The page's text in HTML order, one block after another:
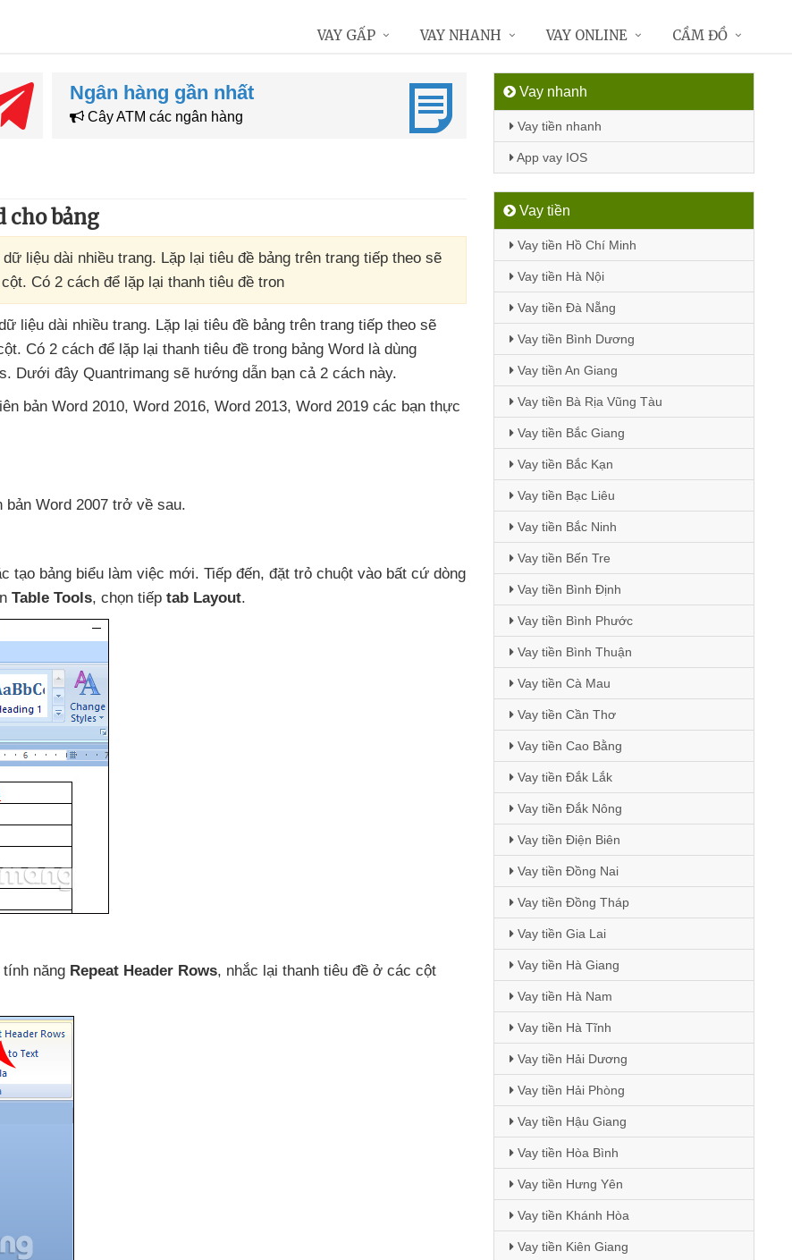
Ngân hàng gần nhất
Cây ATM các ngân hàng
cho bảng
liệu dài nhiều trang. Lặp lại tiêu đề bảng trên trang tiếp theo sẽ
Có 2 cách để lặp lại thanh tiêu đề tron
liệu dài nhiều trang. Lặp lại tiêu đề bảng trên trang tiếp theo sẽ
. Có 2 cách để lặp lại thanh tiêu đề trong bảng Word là dùng
. Dưới đây Quantrimang sẽ hướng dẫn bạn cả 2 cách này.
bản Word 2010, Word 2016, Word 2013, Word 2019 các bạn thực
bản Word 2007 trở về sau.
tạo bảng biểu làm việc mới. Tiếp đến, đặt trỏ chuột vào bất cứ dòng
Table Tools, chọn tiếp tab Layout.
năng Repeat Header Rows, nhắc lại thanh tiêu đề ở các cột
Vay nhanh
Vay tiền nhanh
App vay IOS
Vay tiền
Vay tiền Hồ Chí Minh
Vay tiền Hà Nội
Vay tiền Đà Nẵng
Vay tiền Bình Dương
Vay tiền An Giang
Vay tiền Bà Rịa Vũng Tàu
Vay tiền Bắc Giang
Vay tiền Bắc Kạn
Vay tiền Bạc Liêu
Vay tiền Bắc Ninh
Vay tiền Bến Tre
Vay tiền Bình Định
Vay tiền Bình Phước
Vay tiền Bình Thuận
Vay tiền Cà Mau
Vay tiền Cần Thơ
Vay tiền Cao Bằng
Vay tiền Đắk Lắk
Vay tiền Đắk Nông
Vay tiền Điện Biên
Vay tiền Đồng Nai
Vay tiền Đồng Tháp
Vay tiền Gia Lai
Vay tiền Hà Giang
Vay tiền Hà Nam
Vay tiền Hà Tĩnh
Vay tiền Hải Dương
Vay tiền Hải Phòng
Vay tiền Hậu Giang
Vay tiền Hòa Bình
Vay tiền Hưng Yên
Vay tiền Khánh Hòa
Vay tiền Kiên Giang
VAY GẤP VAY NHANH VAY ONLINE CẦM ĐỒ